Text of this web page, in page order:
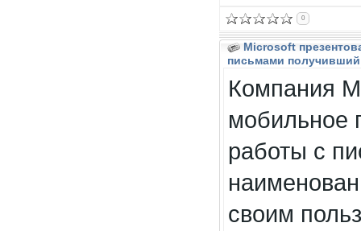
0
Microsoft
письмами
Компания
мобильное
работы с
своим